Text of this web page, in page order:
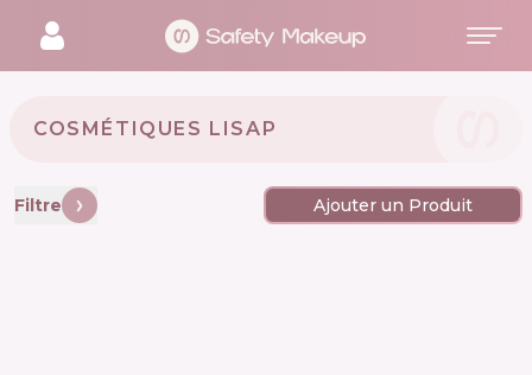
COSMÉTIQUES LISAP 🇮🇹
Filtre Ajouter un Produit